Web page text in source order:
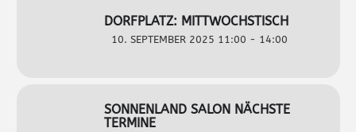
DORFPLATZ: MITTWOCHSTISCH
10. SEPTEMBER 2025 11:00 - 14:00
SONNENLAND SALON NÄCHSTE
TERMINE